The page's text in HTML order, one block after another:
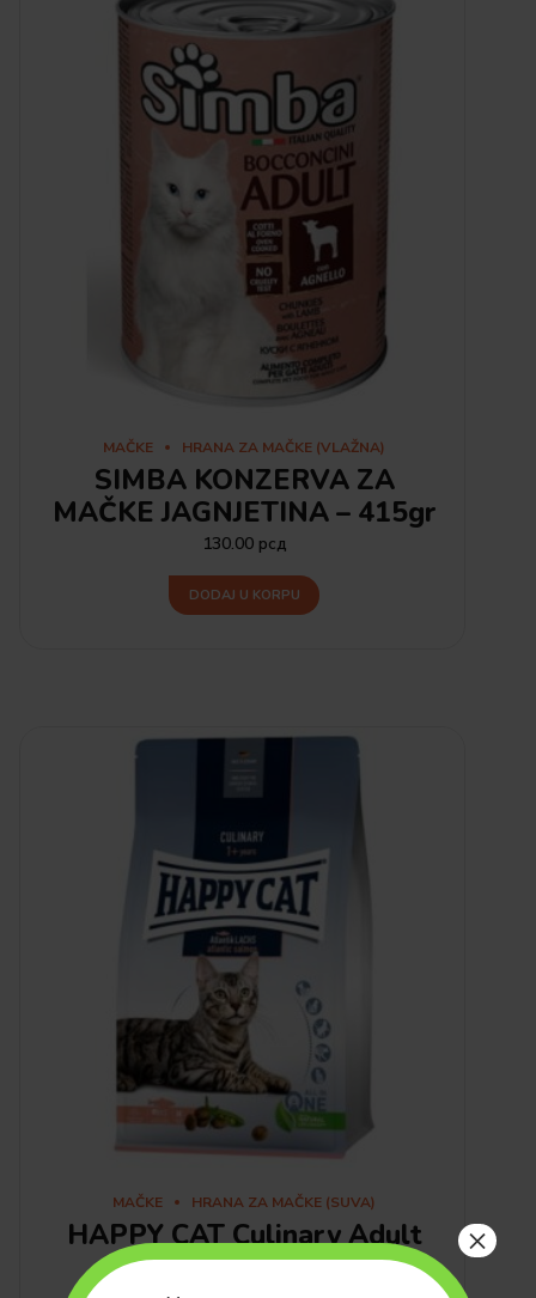
MAČKE HRANA ZA MAČKE (VLAŽNA)
SIMBA KONZERVA ZA
MAČKE JAGNJETINA – 415gr
130.00 рсд
DODAJ U KORPU
MAČKE HRANA ZA MAČKE (SUVA)
HAPPY CAT Culinary Adult
Atlantic Salmon, 10kg
×